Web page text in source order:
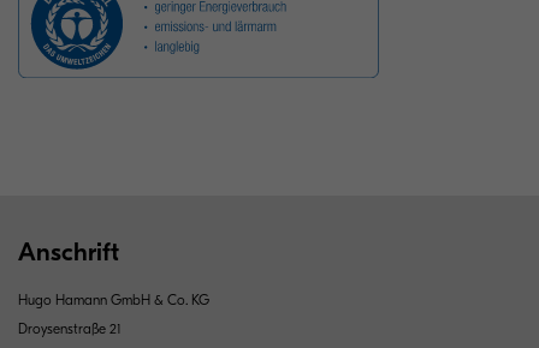
Anschrift
Hugo Hamann GmbH & Co. KG
Droysenstraße 21